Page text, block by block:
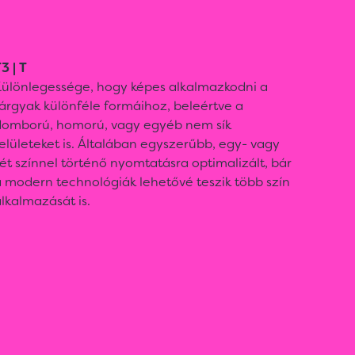
| T
hogy képes alkalmazkodni a
különféle formáihoz, beleértve a
homorú, vagy egyéb nem sík
is. Általában egyszerűbb, egy- vagy
színnel történő nyomtatásra optimalizált, bár
modern technológiák lehetővé teszik több szín
is.